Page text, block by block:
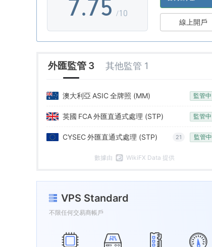
7
8
9
.7
8
9
5
6
7
8
9
/10
線上開戶
外匯監管 3 其他監管 1
澳大利亞 ASIC全牌照 (MM) 監管中
英國 FCA外匯直通式處理 (STP) 監管中
CYSEC外匯直通式處理 (STP) 21 監管中
數據由 WikiFX Data 提供
VPS Standard
不限任何交易商帳戶